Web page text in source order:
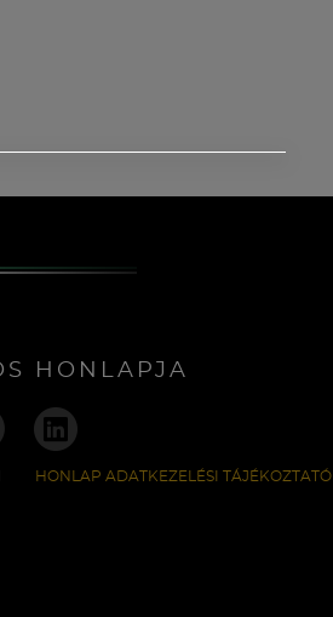
HONLAPJA
HONLAP ADATKEZELÉSI TÁJÉKOZTATÓ